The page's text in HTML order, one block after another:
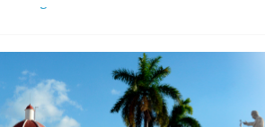
de agosto
rinde tributo al Comandante (+ Fotos)
Cuba con donativos por el centenario de